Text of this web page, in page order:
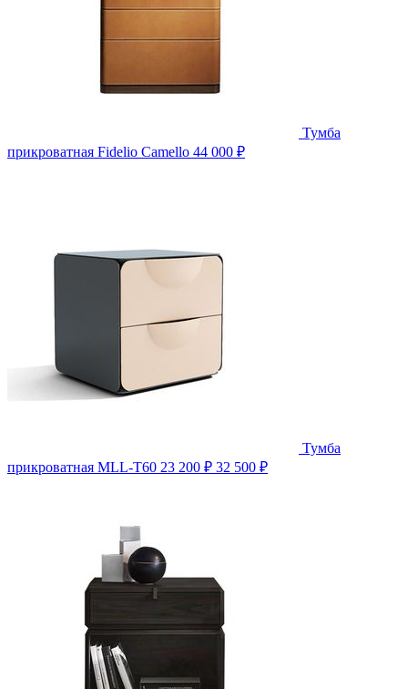
Тумба
прикроватная Fidelio Camello 44 000 ₽
Тумба
прикроватная MLL-T60 23 200 ₽ 32 500 ₽